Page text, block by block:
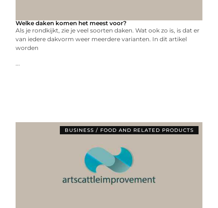
Welke daken komen het meest voor?
Als je rondkijkt, zie je veel soorten daken. Wat ook zo is, is dat er
van iedere dakvorm weer meerdere varianten. In dit artikel
worden
...
BUSINESS / FOOD AND RELATED PRODUCTS